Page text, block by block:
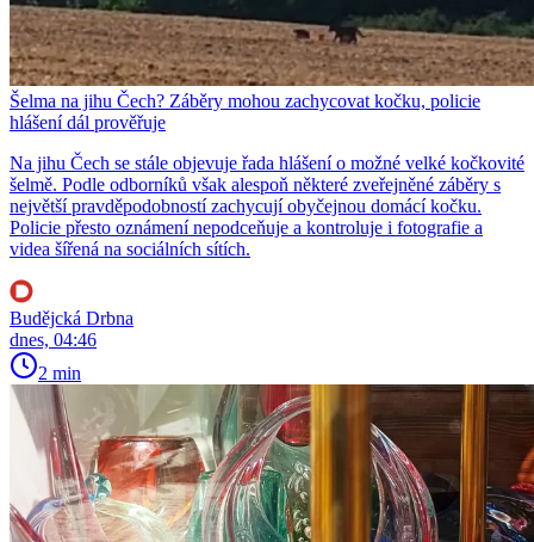
Šelma na jihu Čech? Záběry mohou zachycovat kočku, policie
hlášení dál prověřuje
Na jihu Čech se stále objevuje řada hlášení o možné velké kočkovité
šelmě. Podle odborníků však alespoň některé zveřejněné záběry s
největší pravděpodobností zachycují obyčejnou domácí kočku.
Policie přesto oznámení nepodceňuje a kontroluje i fotografie a
videa šířená na sociálních sítích.
Budějcká Drbna
dnes, 04:46
2 min